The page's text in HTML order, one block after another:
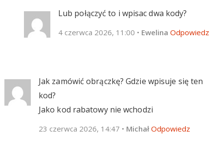
Lub połączyć to i wpisac dwa kody?
4 czerwca 2026, 11:00 • Ewelina Odpowiedz
Jak zamówić obrączkę? Gdzie wpisuje się ten
kod?
Jako kod rabatowy nie wchodzi
23 czerwca 2026, 14:47 • Michał Odpowiedz